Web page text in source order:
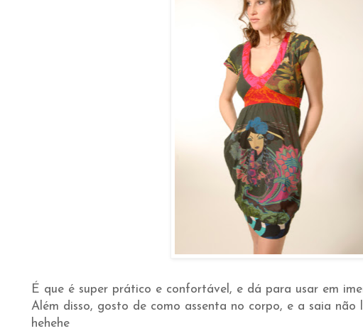
É que é super prático e confortável, e dá para usar em
Além disso, gosto de como assenta no corpo, e a saia não
hehehe